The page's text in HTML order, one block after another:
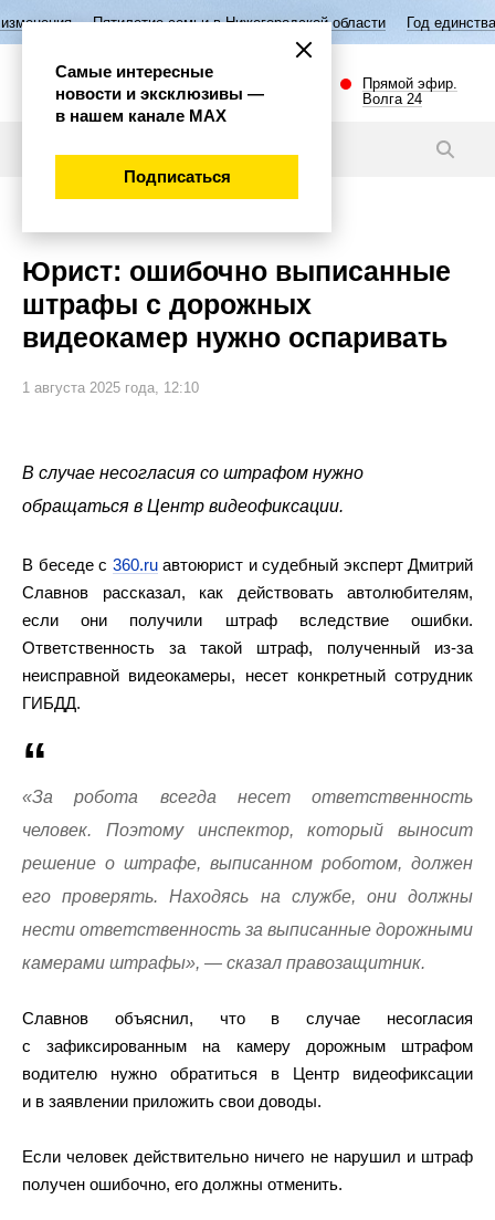
семьи в Нижегородской области Год единства народов России
Прямой эфир.
Волга 24
Юрист: ошибочно выписанные
штрафы с дорожных
видеокамер нужно оспаривать
1 августа 2025 года, 12:10
В случае несогласия со штрафом нужно
обращаться в Центр видеофиксации.
В беседе с 360.ruавтоюрист и судебный эксперт Дмитрий
Славнов рассказал, как действовать автолюбителям,
если они получили штраф вследствие ошибки.
Ответственность за такой штраф, полученный из-за
неисправной видеокамеры, несет конкретный сотрудник
ГИБДД.
«За робота всегда несет ответственность
человек. Поэтому инспектор, который выносит
решение о штрафе, выписанном роботом, должен
его проверять. Находясь на службе, они должны
нести ответственность за выписанные дорожными
камерами штрафы», — сказал правозащитник.
Славнов объяснил, что в случае несогласия
с зафиксированным на камеру дорожным штрафом
водителю нужно обратиться в Центр видеофиксации
и в заявлении приложить свои доводы.
Если человек действительно ничего не нарушил и штраф
получен ошибочно, его должны отменить.
Самые интересные
новости и эксклюзивы —
в нашем канале МАХ
Подписаться